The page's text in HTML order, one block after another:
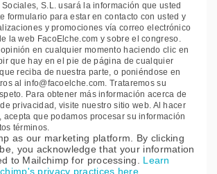
Sociales, S.L. usará la información que usted
formulario para estar en contacto con usted y
y promociones vía correo electrónico
la web FacoElche.com y sobre el congreso.
en cualquier momento haciendo clic en
que hay en el pie de página de cualquier
reciba de nuestra parte, o poniéndose en
al info@facoelche.com. Trataremos su
Para obtener más información acerca de
privacidad, visite nuestro sitio web. Al hacer
acepta que podamos procesar su información
términos.
as our marketing platform. By clicking
you acknowledge that your information
to Mailchimp for processing. Learn
privacy practices here.